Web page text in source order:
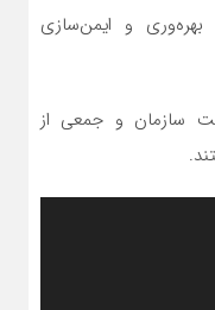
بهره‌وری و ایمن‌سازی
سازمان و جمعی از